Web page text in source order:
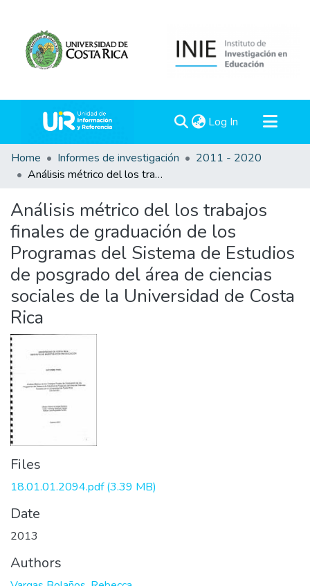
Log In (current)
Communities & Collections
All of DSpace
Statistics
Home Informes de investigación
2011 - 2020
Análisis métrico del los trabajos finales de graduación de los Programas del Sistema de Estudios de posgrado del área de ciencias sociales de la Universidad de Costa Rica
Análisis métrico del los trabajos
finales de graduación de los
Programas del Sistema de Estudios
de posgrado del área de ciencias
sociales de la Universidad de Costa
Rica
Files
18.01.01.2094.pdf(3.39 MB)
Date
2013
Authors